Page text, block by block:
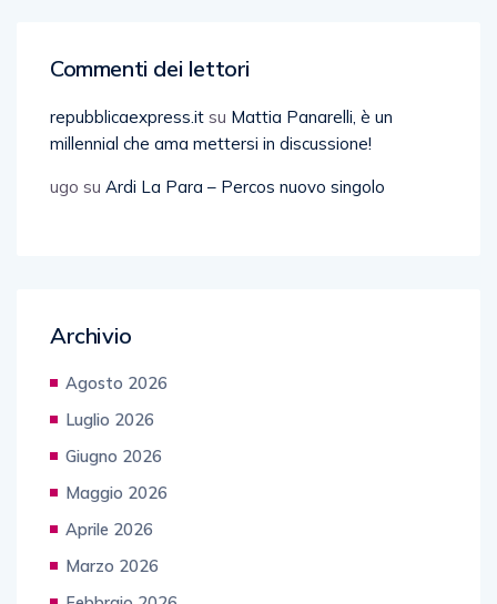
Commenti dei lettori
repubblicaexpress.it su Mattia Panarelli, è un
millennial che ama mettersi in discussione!
ugo su Ardi La Para – Percos nuovo singolo
Archivio
Agosto 2026
Luglio 2026
Giugno 2026
Maggio 2026
Aprile 2026
Marzo 2026